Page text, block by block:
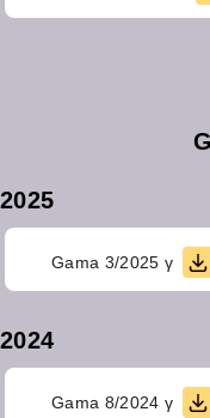
2025
Gama 3/2025 γ
2024
Gama 8/2024 γ